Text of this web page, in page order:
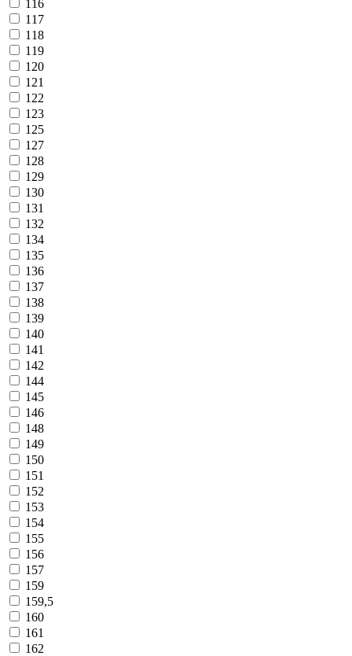
116
117
118
119
120
121
122
123
125
127
128
129
130
131
132
134
135
136
137
138
139
140
141
142
144
145
146
148
149
150
151
152
153
154
155
156
157
159
159,5
160
161
162